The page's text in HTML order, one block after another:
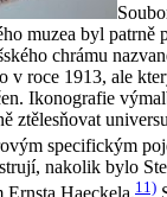
muzea byl patrně
chrámu
v roce 1913, ale
Ikonografie
ztělesňovat
specifickým
nakolik bylo
11)